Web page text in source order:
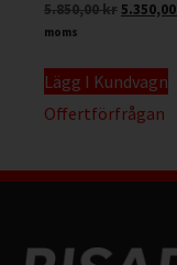
5.850,00kr5.350,00
moms
Lägg I Kundvagn
Offertförfrågan